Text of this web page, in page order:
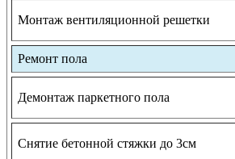
Монтаж вентиляционной решетки
Ремонт пола
Демонтаж паркетного пола
Снятие бетонной стяжки до 3см